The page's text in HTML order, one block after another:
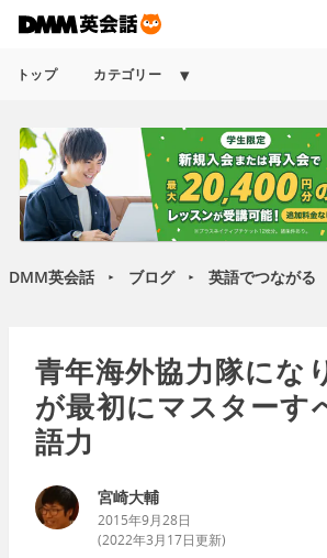
トップ カテゴリー
Expand
menu
DMM英会話 ► ブログ ► 英語でつながる
青年海外協力隊にな
が最初にマスターす
語力
宮崎大輔
2015年9月28日
(2022年3月17日更新)